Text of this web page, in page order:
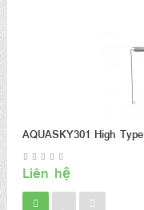
AQUASKY301 High Type
Liên hệ